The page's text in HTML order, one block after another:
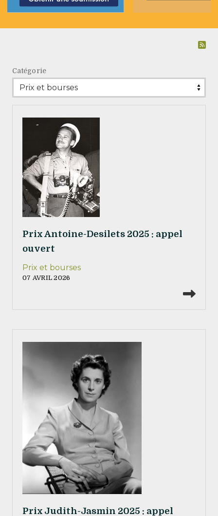
Catégorie
Prix Antoine-Desilets 2025 : appel
ouvert
Prix et bourses
07 AVRIL 2026
Prix Judith-Jasmin 2025 : appel